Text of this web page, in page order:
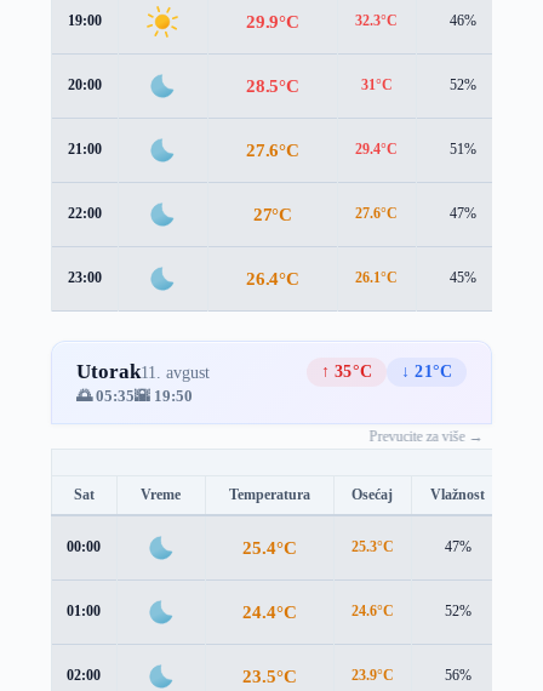
19:00 29.9°C 32.3°C 46%
20:00 28.5°C 31°C 52%
21:00 27.6°C 29.4°C 51%
22:00 27°C 27.6°C 47%
23:00 26.4°C 26.1°C 45%
Utorak11. avgust ↑ 35°C
↓ 21°C
🌅 05:35🌇 19:50
Prevucite za više →
Sat Vreme Temperatura Osećaj Vlažnost
00:00 25.4°C 25.3°C 47%
01:00 24.4°C 24.6°C 52%
02:00 23.5°C 23.9°C 56%